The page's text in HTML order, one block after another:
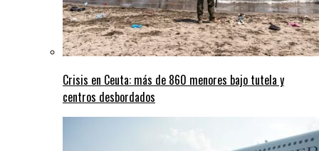
Crisis en Ceuta: más de 860 menores bajo tutela y
centros desbordados